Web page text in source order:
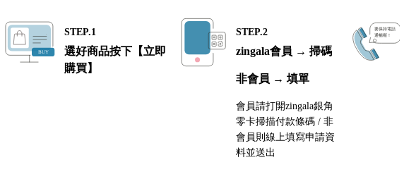
STEP.1
選好商品按下【立即
購買】
STEP.2
zingala會員 → 掃碼
非會員 → 填單
會員請打開zingala銀角
零卡掃描付款條碼 / 非
會員則線上填寫申請資
料並送出